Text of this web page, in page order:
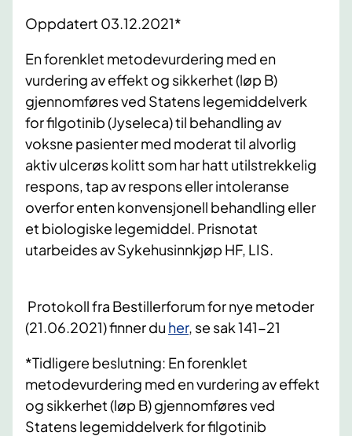
Oppdatert 03.12.2021*
En forenklet metodevurdering med en
vurdering av effekt og sikkerhet (løp B)
gjennomføres ved Statens legemiddelverk
for filgotinib (Jyseleca) til behandling av
voksne pasienter med moderat til alvorlig
aktiv ulcerøs kolitt som har hatt utilstrekkelig
respons, tap av respons eller intoleranse
overfor enten konvensjonell behandling eller
et biologiske legemiddel. Prisnotat
utarbeides av Sykehusinnkjøp HF, LIS.
Protokoll fra Bestillerforum for nye metoder
(21.06.2021) finner du her​​, se sak 141-21
*Tidligere beslutning: En forenklet
metodevurdering med en vurdering av effekt
og sikkerhet (løp B) gjennomføres ved
Statens legemiddelverk for filgotinib